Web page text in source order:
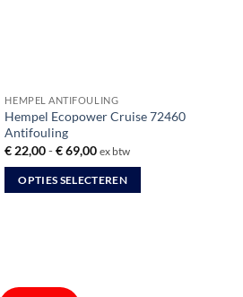
HEMPEL ANTIFOULING
Hempel Ecopower Cruise 72460
Antifouling
€ 22,00 - €69,00Prijsklasse:
tot
€ 69,00
ex btw
OPTIES SELECTEREN
variaties.